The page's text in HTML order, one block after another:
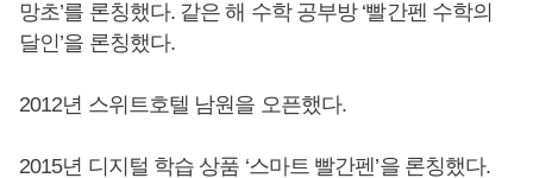
망초’를 론칭했다. 같은 해 수학 공부방 ‘빨간펜 수학의
달인’을 론칭했다.
2012년 스위트호텔 남원을 오픈했다.
2015년 디지털 학습 상품 ‘스마트 빨간펜’을 론칭했다.